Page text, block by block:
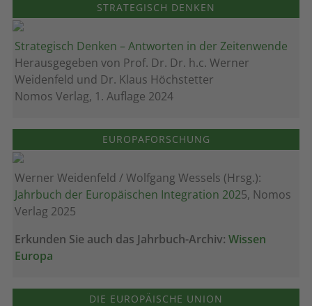
STRATEGISCH DENKEN
Strategisch Denken – Antworten in der Zeitenwende
Herausgegeben von Prof. Dr. Dr. h.c. Werner
Weidenfeld und Dr. Klaus Höchstetter
Nomos Verlag, 1. Auflage 2024
EUROPAFORSCHUNG
Werner Weidenfeld / Wolfgang Wessels (Hrsg.):
Jahrbuch der Europäischen Integration 2025, Nomos
Verlag 2025
Erkunden Sie auch das Jahrbuch-Archiv: Wissen
Europa
DIE EUROPÄISCHE UNION